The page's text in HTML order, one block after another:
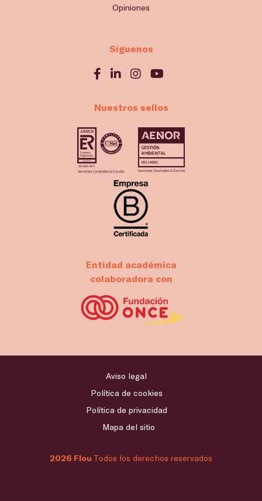
Opiniones
Síguenos
Nuestros sellos
Entidad académica
colaboradora con
2026 Flou Todos los derechos reservados
Aviso legal
Política de cookies
Política de privacidad
Mapa del sitio